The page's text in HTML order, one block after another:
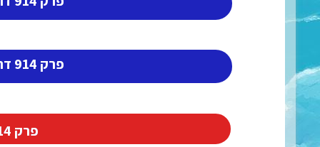
פרק 914 דרך גוגל דרייב (3)
פרק 914 דרך מגה